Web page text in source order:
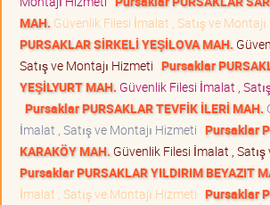
MAH. Güvenlik Filesi İmalat , Satış ve
PURSAKLAR SİRKELİ YEŞİLOVA MAH.
Satış ve Montajı Hizmeti Pursaklar
YEŞİLYURT MAH. Güvenlik Filesi İmalat ,
Pursaklar PURSAKLAR TEVFİK İLERİ MAH.
İmalat , Satış ve Montajı Hizmeti Pursaklar
KARAKÖY MAH. Güvenlik Filesi İmalat ,
Pursaklar PURSAKLAR YILDIRIM BEYAZIT
İmalat , Satış ve Montajı Hizmeti Pursaklar